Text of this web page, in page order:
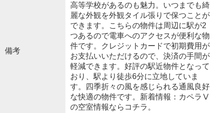
備考
高等学校があるのも魅力。いつまでも綺
麗な外観を外観タイル張りで保つことが
できます。こちらの物件は周辺に駅が2
つあるので電車へのアクセスが便利な物
件です。クレジットカードで初期費用が
お支払いいただけるので、決済の手間が
軽減できます。好評の駅近物件となって
おり、駅より徒歩6分に立地していま
す。四季折々の風を感じられる通風良好
な快適の物件です。新着情報：カペラⅤ
の空室情報ならコチラ。